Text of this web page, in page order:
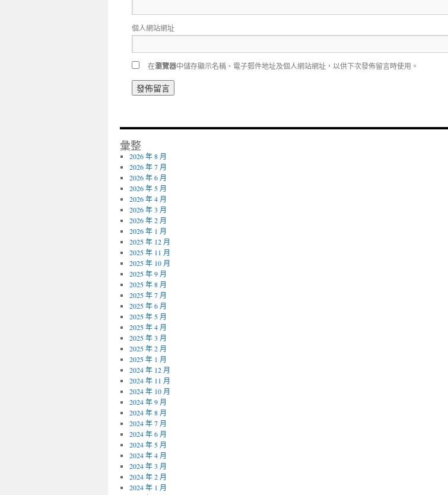
個人網站網址
在瀏覽器中儲存顯示名稱、電子郵件地址及個人網站網址，以供下次發佈留言時使用。
彙整
2026 年 8 月
2026 年 7 月
2026 年 6 月
2026 年 5 月
2026 年 4 月
2026 年 3 月
2026 年 2 月
2026 年 1 月
2025 年 12 月
2025 年 11 月
2025 年 10 月
2025 年 9 月
2025 年 8 月
2025 年 7 月
2025 年 6 月
2025 年 5 月
2025 年 4 月
2025 年 3 月
2025 年 2 月
2025 年 1 月
2024 年 12 月
2024 年 11 月
2024 年 10 月
2024 年 9 月
2024 年 8 月
2024 年 7 月
2024 年 6 月
2024 年 5 月
2024 年 4 月
2024 年 3 月
2024 年 2 月
2024 年 1 月